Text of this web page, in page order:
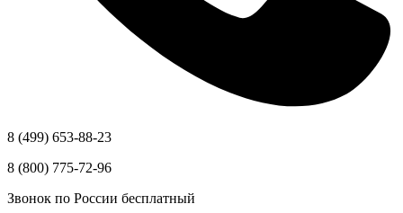
8 (499) 653-88-23
8 (800) 775-72-96
Звонок по России бесплатный